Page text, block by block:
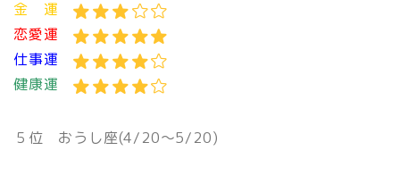
金 運
恋愛運
仕事運
健康運
５位 おうし座(4/20〜5/20)